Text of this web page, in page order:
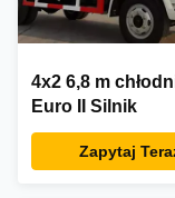
4x2 6,8 m
Euro II Silnik
Zapytaj